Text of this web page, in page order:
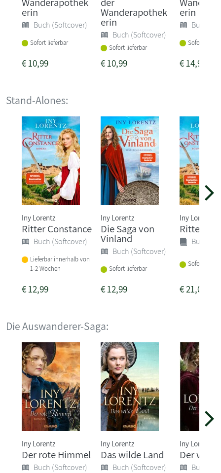
erin
Buch (Softcover)
Sofort lieferbar
€10,99
Wanderapothek
erin
Buch (Softcover)
Sofort lieferbar
€10,99
erin
Buch
Sofort
€14,99
Stand-Alones:
Iny Lorentz
Ritter Constance
Buch (Softcover)
Lieferbar innerhalb von
1-2 Wochen
€12,99
Iny Lorentz
Die Saga von
Vinland
Buch (Softcover)
Sofort lieferbar
€12,99
Iny Lorentz
Ritter
Buch
Sofort
€21,00
Die Auswanderer-Saga:
Iny Lorentz
Der rote Himmel
Buch (Softcover)
Iny Lorentz
Das wilde Land
Buch (Softcover)
Iny Lorentz
Der
Buch